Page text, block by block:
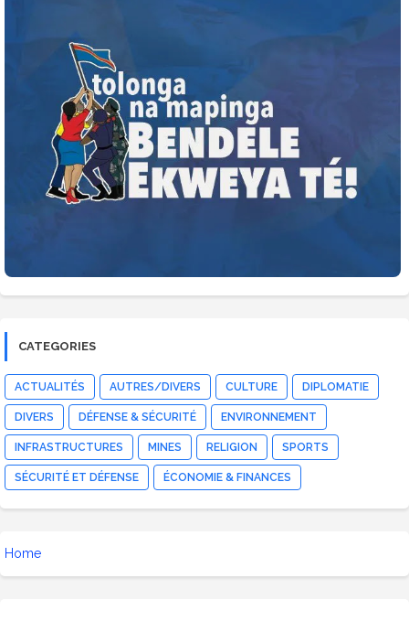
CATEGORIES
ACTUALITÉS AUTRES/DIVERS CULTURE DIPLOMATIE
DIVERS DÉFENSE & SÉCURITÉ ENVIRONNEMENT
INFRASTRUCTURES MINES RELIGION SPORTS
SÉCURITÉ ET DÉFENSE ÉCONOMIE & FINANCES
Home